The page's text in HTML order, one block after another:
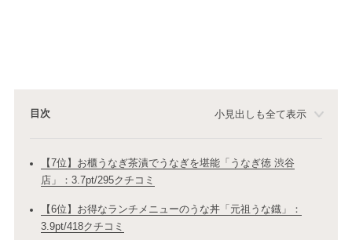
目次 小見出しも全て表示
【7位】お櫃うなぎ茶漬でうなぎを堪能「うなぎ徳 渋谷
店」：3.7pt/295クチコミ
【6位】お得なランチメニューのうな丼「元祖うな鐡」：
3.9pt/418クチコミ